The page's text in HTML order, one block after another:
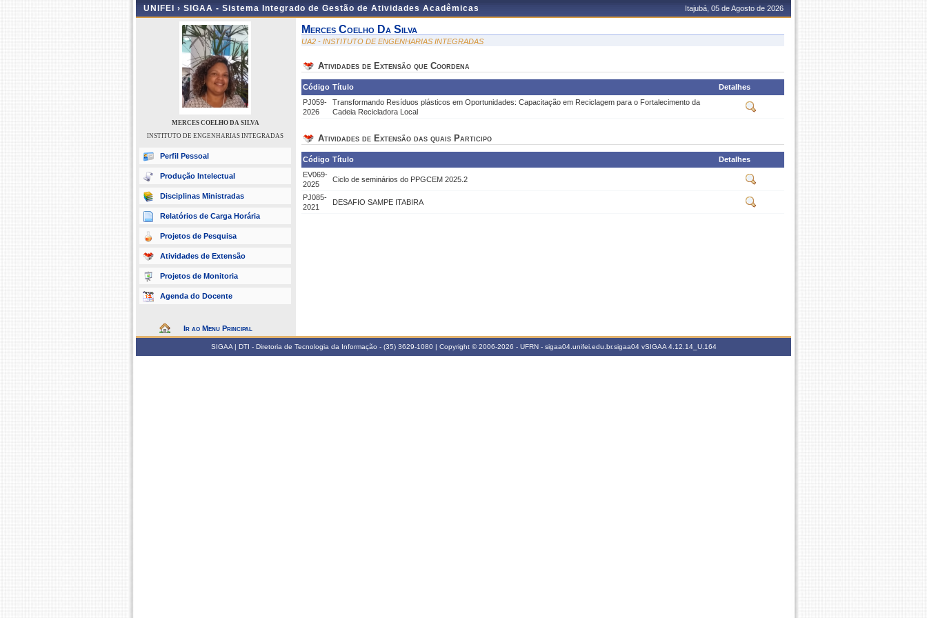
UNIFEI › SIGAA - Sistema Integrado de Gestão de Atividades Acadêmicas Itajubá, 05 de Agosto de 2026
MERCES COELHO DA SILVA
INSTITUTO DE ENGENHARIAS INTEGRADAS
Perfil Pessoal
Produção Intelectual
Disciplinas Ministradas
Relatórios de Carga Horária
Projetos de Pesquisa
Atividades de Extensão
Projetos de Monitoria
Agenda do Docente
Ir ao Menu Principal
Merces Coelho Da Silva
UA2 - INSTITUTO DE ENGENHARIAS INTEGRADAS
Atividades de Extensão que Coordena
Código Título
Detalhes
PJ059-
2026
Transformando Resíduos plásticos em Oportunidades: Capacitação em Reciclagem para o Fortalecimento da
Cadeia Recicladora Local
Atividades de Extensão das quais Participo
Código Título
Detalhes
EV069-
2025
Ciclo de seminários do PPGCEM 2025.2
PJ085-
2021
DESAFIO SAMPE ITABIRA
SIGAA | DTI - Diretoria de Tecnologia da Informação - (35) 3629-1080 | Copyright © 2006-2026 - UFRN - sigaa04.unifei.edu.br.sigaa04 vSIGAA 4.12.14_U.164